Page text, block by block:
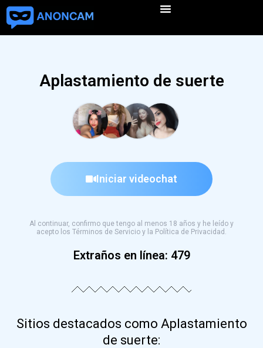
Aplastamiento de suerte
Iniciar videochat
Al continuar, confirmo que tengo al menos 18 años y he leído y
acepto los Términos de Servicio y la Política de Privacidad.
Extraños en línea: 479
Sitios destacados como Aplastamiento
de suerte: